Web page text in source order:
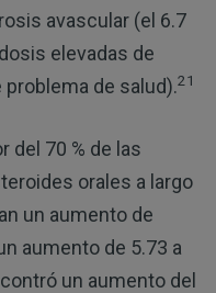
avascular (el 6.7
elevadas de
de salud).21
del 70 % de las
orales a largo
un aumento de
aumento de 5.73 a
un aumento del